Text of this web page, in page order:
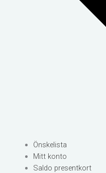
Önskelista
Mitt konto
Saldo presentkort